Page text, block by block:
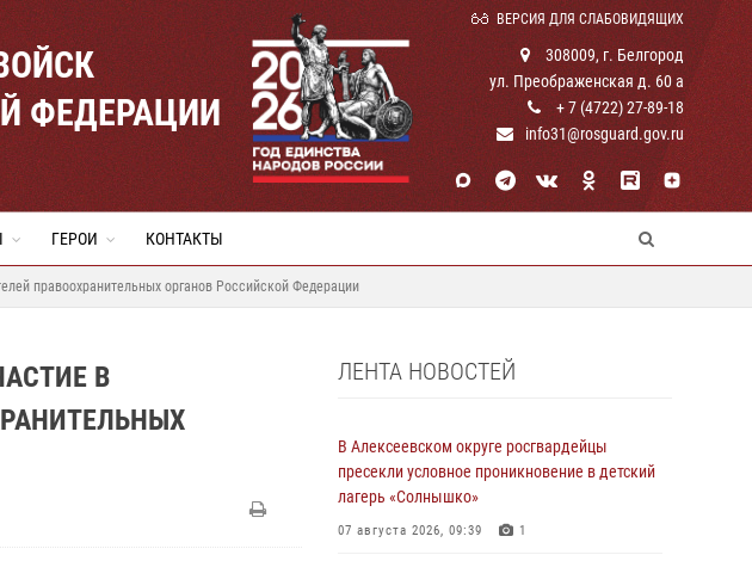
ВЕРСИЯ ДЛЯ СЛАБОВИДЯЩИХ
ФЕДЕРАЦИИ
308009, г. Белгород
ул. Преображенская д. 60 а
+ 7 (4722) 27-89-18
info31@rosguard.gov.ru
ГЕРОИ КОНТАКТЫ
правоохранительных органов Российской Федерации
В
ЛЕНТА НОВОСТЕЙ
В Алексеевском округе росгвардейцы
пресекли условное проникновение в детский
лагерь «Солнышко»
07 августа 2026, 09:39 1